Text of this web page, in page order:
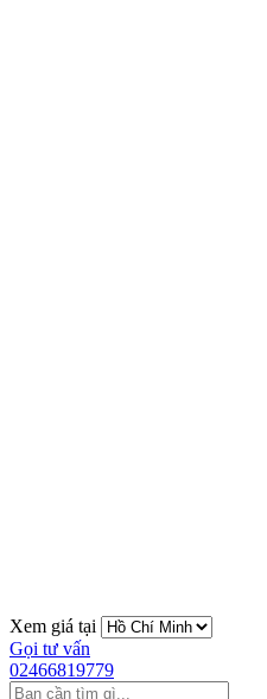
Xem giá tại
Gọi tư vấn
02466819779